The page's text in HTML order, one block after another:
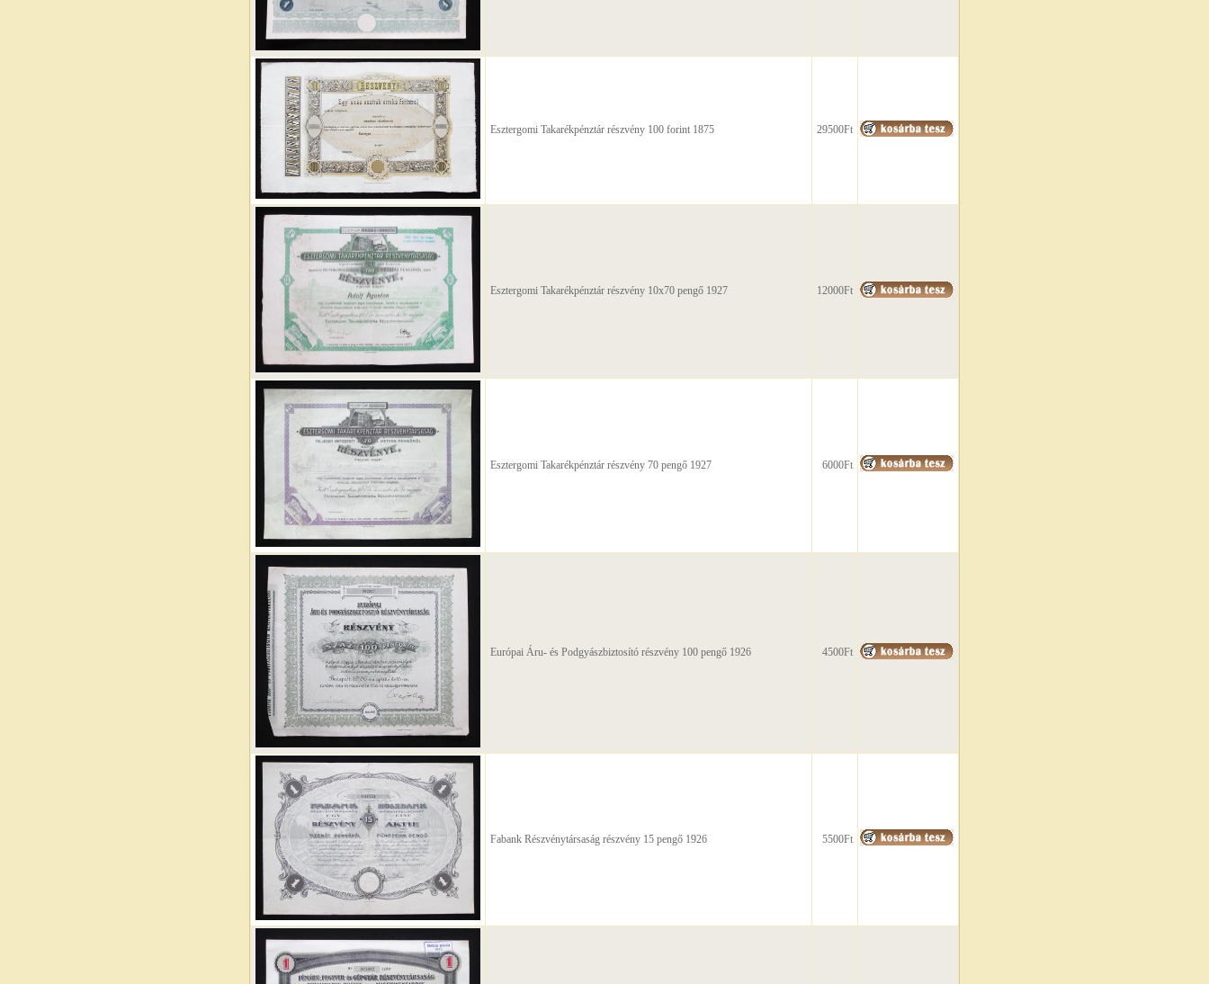
Esztergomi Takarékpénztár részvény 100 forint 1875 29500Ft
Esztergomi Takarékpénztár részvény 10x70 pengő 1927 12000Ft
Esztergomi Takarékpénztár részvény 70 pengő 1927 6000Ft
Európai Áru- és Podgyászbiztosító részvény 100 pengő 1926 4500Ft
Fabank Részvénytársaság részvény 15 pengő 1926 5500Ft